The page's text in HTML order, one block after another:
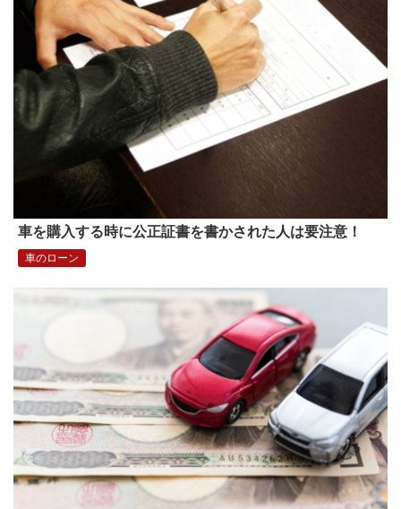
車を購入する時に公正証書を書かされた人は要注意！
車のローン